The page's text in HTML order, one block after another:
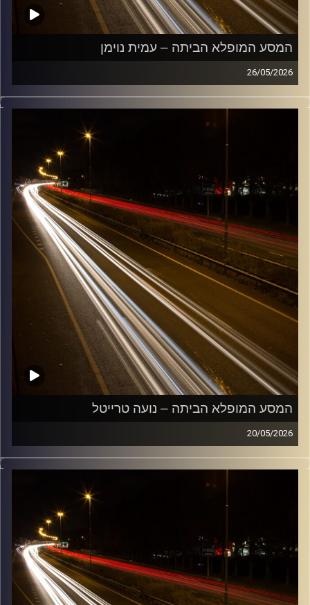
המסע המופלא הביתה – עמית נוימן
26/05/2026
מוזיקה שתלווה אותנו אחרי יום עבודה ארוך ותחזיר אותנו
הביתה בשלום עם עמית נוימן
קרדיט תמונות:
המסע המופלא הביתה – נועה טרייטל
20/05/2026
מוזיקה שתלווה אותנו אחרי יום עבודה ארוך ותחזיר אותנו
הביתה בשלום עם נועה טרייטל
קרדיט תמונות: